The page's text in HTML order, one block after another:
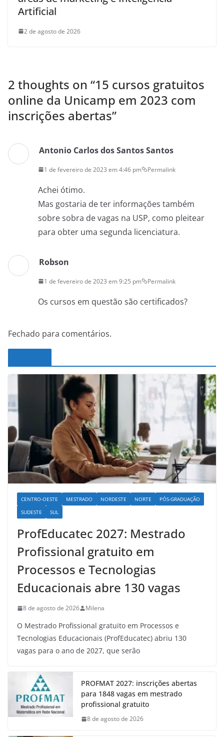
Artificial
2 de agosto de 2026
2 thoughts on “15 cursos gratuitos
online da Unicamp em 2023 com
inscrições abertas”
Antonio Carlos dos Santos Santos
1 de fevereiro de 2023 em 4:46 pm Permalink
Achei ótimo.
Mas gostaria de ter informações também
sobre sobra de vagas na USP, como pleitear
para obter uma segunda licenciatura.
Robson
1 de fevereiro de 2023 em 9:25 pm Permalink
Os cursos em questão são certificados?
Fechado para comentários.
CENTRO-OESTE MESTRADO NORDESTE NORTE
PÓS-GRADUAÇÃO
SUDESTE
SUL
ProfEducatec 2027: Mestrado
Profissional gratuito em
Processos e Tecnologias
Educacionais abre 130 vagas
8 de agosto de 2026 Milena
O Mestrado Profissional gratuito em Processos e
Tecnologias Educacionais (ProfEducatec) abriu 130
vagas para o ano de 2027, que serão
PROFMAT 2027: inscrições abertas
para 1848 vagas em mestrado
profissional gratuito
8 de agosto de 2026